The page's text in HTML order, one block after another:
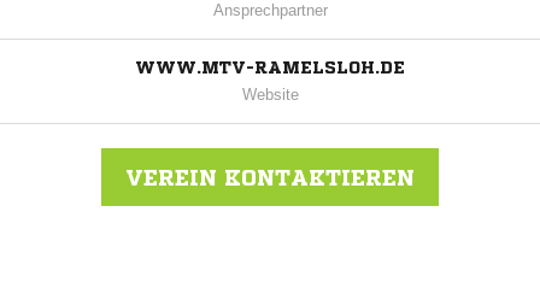
Ansprechpartner
WWW.MTV-RAMELSLOH.DE
Website
VEREIN KONTAKTIEREN